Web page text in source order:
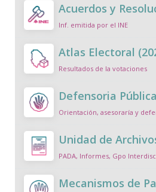
Acuerdos y
Inf. emitida por el INE
Atlas Electoral
Resultados de la votaciones
Defensoria Pública
Orientación, asesoraría y
Unidad de
PADA, Informes, Gpo
Mecanismos de